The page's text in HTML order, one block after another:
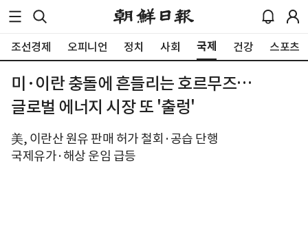
조선경제 오피니언 정치 사회 국제 건강 스포츠
미·이란 충돌에 흔들리는 호르무즈…
글로벌 에너지 시장 또 '출렁'
美, 이란산 원유 판매 허가 철회·공습 단행
국제유가·해상 운임 급등